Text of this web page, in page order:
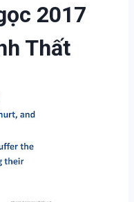
2017
Thất